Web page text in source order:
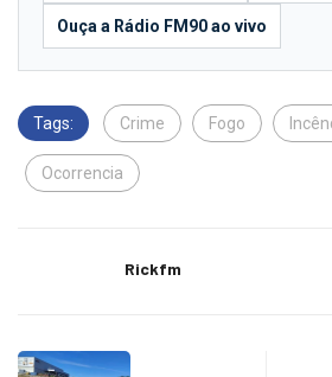
Ouça a Rádio FM90 ao vivo
Tags: Crime Fogo
Ocorrencia
Rickfm